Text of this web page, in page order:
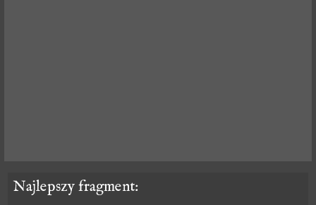
Najlepszy fragment: